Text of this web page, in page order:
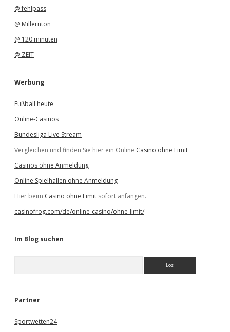
@ fehlpass
@ Millernton
@ 120 minuten
@ ZEIT
Werbung
Fußball heute
Online-Casinos
Bundesliga Live Stream
Vergleichen und finden Sie hier ein Online Casino ohne Limit
Casinos ohne Anmeldung
Online Spielhallen ohne Anmeldung
Hier beim Casino ohne Limit sofort anfangen.
casinofrog.com/de/online-casino/ohne-limit/
Im Blog suchen
e
Partner
Sportwetten24